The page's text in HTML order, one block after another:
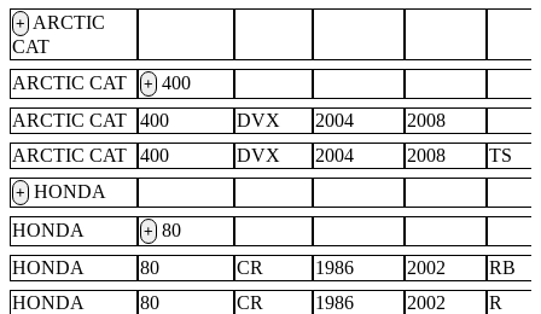
+ ARCTIC
CAT
ARCTIC CAT
+ 400
ARCTIC CAT
400 DVX 2004
2008
ARCTIC CAT
400 DVX 2004 2008 TS
+ HONDA
HONDA
+ 80
HONDA
80 CR 1986 2002
RB
HONDA
80 CR 1986 2002
R